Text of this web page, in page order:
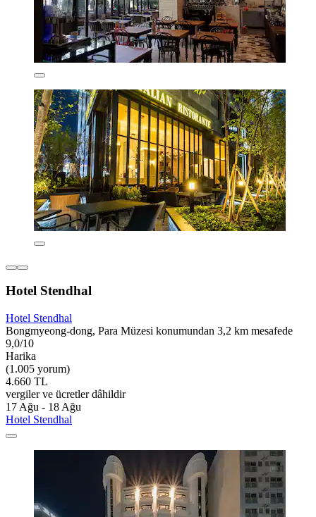
Hotel Stendhal
Hotel Stendhal
Bongmyeong-dong, Para Müzesi konumundan 3,2 km mesafede
9,0/10
Harika
(1.005 yorum)
4.660 TL
vergiler ve ücretler dâhildir
17 Ağu - 18 Ağu
Hotel Stendhal